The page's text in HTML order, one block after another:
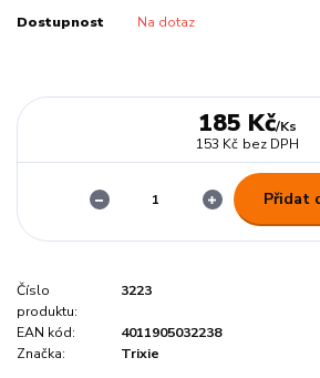
Dostupnost Na dotaz
185 Kč/Ks
153 Kč bez DPH
Přidat
Číslo
produktu:
3223
EAN kód:
4011905032238
Značka:
Trixie